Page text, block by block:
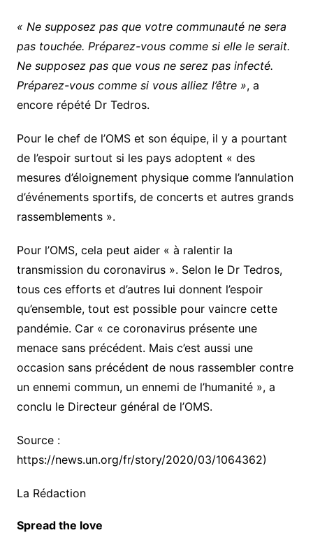
« Ne supposez pas que votre communauté ne sera
pas touchée. Préparez-vous comme si elle le serait.
Ne supposez pas que vous ne serez pas infecté.
Préparez-vous comme si vous alliez l’être », a
encore répété Dr Tedros.
Pour le chef de l’OMS et son équipe, il y a pourtant
de l’espoir surtout si les pays adoptent « des
mesures d’éloignement physique comme l’annulation
d’événements sportifs, de concerts et autres grands
rassemblements ».
Pour l’OMS, cela peut aider « à ralentir la
transmission du coronavirus ». Selon le Dr Tedros,
tous ces efforts et d’autres lui donnent l’espoir
qu’ensemble, tout est possible pour vaincre cette
pandémie. Car « ce coronavirus présente une
menace sans précédent. Mais c’est aussi une
occasion sans précédent de nous rassembler contre
un ennemi commun, un ennemi de l’humanité », a
conclu le Directeur général de l’OMS.
Source :
https://news.un.org/fr/story/2020/03/1064362)
La Rédaction
Spread the love